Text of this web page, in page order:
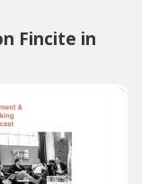
Fincite in